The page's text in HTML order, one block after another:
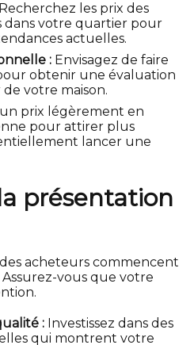
Recherchez les prix des
dans votre quartier pour
actuelles.
: Envisagez de faire
obtenir une évaluation
votre maison.
prix légèrement en
pour attirer plus
lancer une
présentation
acheteurs commencent
vous que votre
: Investissez dans des
qui montrent votre